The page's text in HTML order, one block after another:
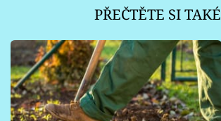
PŘEČTĚTE SI TAKÉ